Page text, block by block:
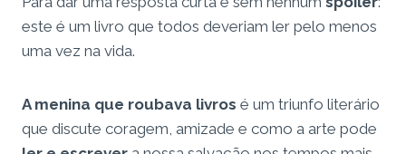
este é um livro que todos deveriam ler pelo menos
uma vez na vida.
A menina que roubava livros é um triunfo literário
que discute coragem, amizade e como a arte pode